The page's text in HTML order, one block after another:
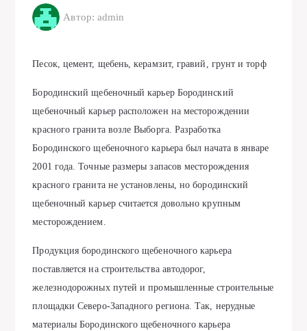
Автор: admin
Песок, цемент, щебень, керамзит, гравий, грунт и торф
Бородинский щебеночный карьер Бородинский
щебеночный карьер расположен на месторождении
красного гранита возле Выборга. Разработка
Бородинского щебеночного карьера был начата в январе
2001 года. Точные размеры запасов месторождения
красного гранита не установлены, но бородинский
щебеночный карьер считается довольно крупным
месторождением.
Продукция бородинского щебеночного карьера
поставляется на строительства автодорог,
железнодорожных путей и промышленные строительные
площадки Северо-Западного региона. Так, нерудные
материалы Бородинского щебеночного карьера